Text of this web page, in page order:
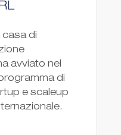
casa di
avviato nel
di
e scaleup